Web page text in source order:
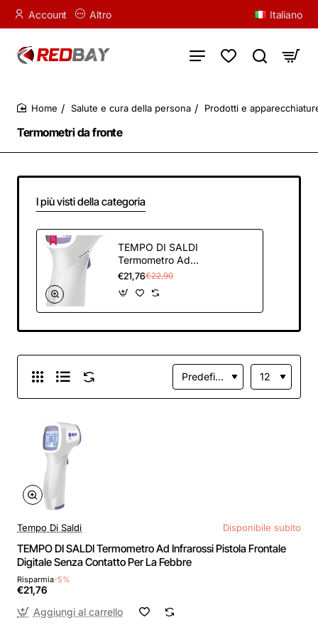
Account Altro Italiano
Termometri da fronte
Salute e cura della persona Prodotti e
I più visti della categoria
TEMPO DI SALDI
Termometro Ad
Infrarossi Pistola
Frontale Digitale
Senza Contatto Per
La Febbre
€21,76€22,90
Tempo Di Saldi Disponibile subito
TEMPO DI SALDI Termometro Ad Infrarossi Pistola Frontale
Digitale Senza Contatto Per La Febbre
Risparmia-5%
€21,76
Aggiungi al carrello